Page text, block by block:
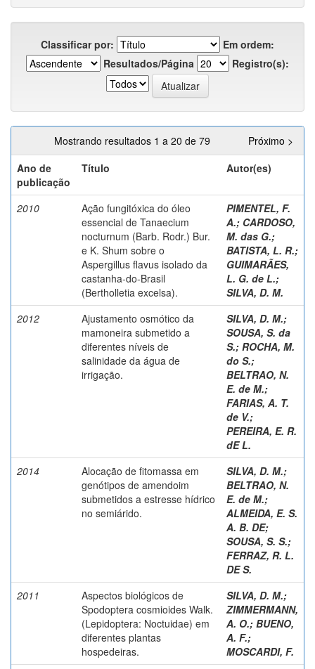
Classificar por:
Em ordem:
Resultados/Página
Registro(s):
Mostrando resultados 1 a 20 de 79
Próximo >
Ano de
publicação
Título Autor(es)
2010
Ação fungitóxica do óleo
essencial de Tanaecium
nocturnum (Barb. Rodr.) Bur.
e K. Shum sobre o
Aspergillus flavus isolado da
castanha-do-Brasil
(Bertholletia excelsa).
PIMENTEL, F.
A.; CARDOSO,
M. das G.;
BATISTA, L. R.;
GUIMARÃES,
L. G. de L.;
SILVA, D. M.
2012
Ajustamento osmótico da
mamoneira submetido a
diferentes níveis de
salinidade da água de
irrigação.
SILVA, D. M.;
SOUSA, S. da
S.; ROCHA, M.
do S.;
BELTRAO, N.
E. de M.;
FARIAS, A. T.
de V.;
PEREIRA, E. R.
dE L.
2014
Alocação de fitomassa em
genótipos de amendoim
submetidos a estresse hídrico
no semiárido.
SILVA, D. M.;
BELTRAO, N.
E. de M.;
ALMEIDA, E. S.
A. B. DE;
SOUSA, S. S.;
FERRAZ, R. L.
DE S.
2011
Aspectos biológicos de
Spodoptera cosmioides Walk.
(Lepidoptera: Noctuidae) em
diferentes plantas
hospedeiras.
SILVA, D. M.;
ZIMMERMANN,
A. O.; BUENO,
A. F.;
MOSCARDI, F.